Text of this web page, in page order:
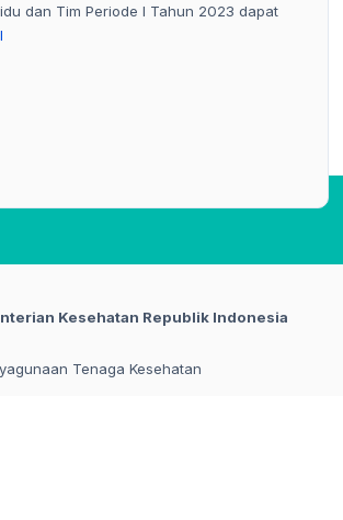
dan Tim Periode I Tahun 2023 dapat
Kesehatan Republik Indonesia
Tenaga Kesehatan